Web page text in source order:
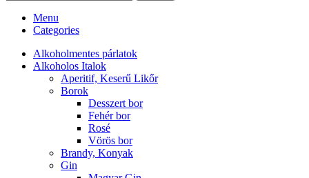
Menu
Categories
Alkoholmentes párlatok
Alkoholos Italok
Aperitif, Keserű Likőr
Borok
Desszert bor
Fehér bor
Rosé
Vörös bor
Brandy, Konyak
Gin